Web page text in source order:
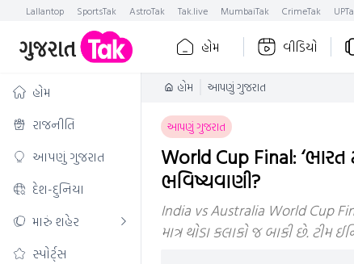
Lallantop SportsTak AstroTak Tak.live MumbaiTak CrimeTak
હોમ વીડિયો
હોમ
રાજનીતિ
આપણું ગુજરાત
દેશ-દુનિયા
મારું શહેર
સ્પોર્ટ્સ
હોમ આપણું ગુજરાત
આપણું ગુજરાત
World Cup Final: ‘ભારત
ભવિષ્યવાણી?
India vs Australia World Cup
માત્ર થોડા કલાકો જ બાકી છે. ટીમ